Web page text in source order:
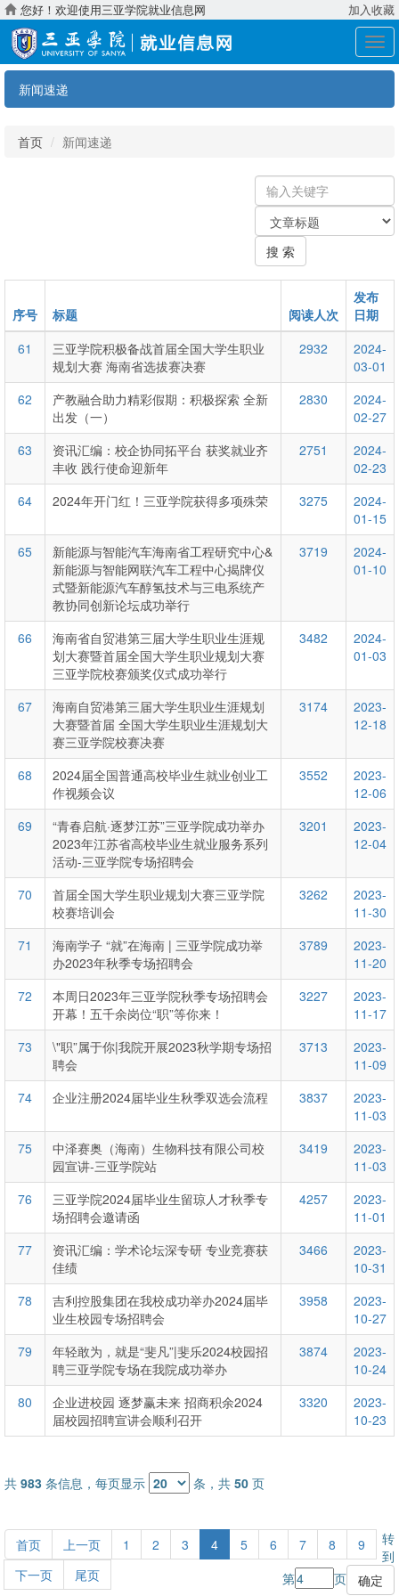
您好！欢迎使用三亚学院就业信息网 加入收藏
展
开
新闻速递
首页 新闻速递
输
入
键
字：
关
键
类
型
搜 索
序号 标题 阅读人次
发布
日期
61
三亚学院积极备战首届全国大学生职业
规划大赛 海南省选拔赛决赛
2932
2024-
03-01
62
产教融合助力精彩假期：积极探索 全新
出发（一）
2830
2024-
02-27
63
资讯汇编：校企协同拓平台 获奖就业齐
丰收 践行使命迎新年
2751
2024-
02-23
64
2024年开门红！三亚学院获得多项殊荣 3275
2024-
01-15
65
新能源与智能汽车海南省工程研究中心&
新能源与智能网联汽车工程中心揭牌仪
式暨新能源汽车醇氢技术与三电系统产
教协同创新论坛成功举行
3719
2024-
01-10
66
海南省自贸港第三届大学生职业生涯规
划大赛暨首届全国大学生职业规划大赛
三亚学院校赛颁奖仪式成功举行
3482
2024-
01-03
67
海南自贸港第三届大学生职业生涯规划
大赛暨首届 全国大学生职业生涯规划大
赛三亚学院校赛决赛
3174
2023-
12-18
68
2024届全国普通高校毕业生就业创业工
作视频会议
3552
2023-
12-06
69
“青春启航·逐梦江苏”三亚学院成功举办
2023年江苏省高校毕业生就业服务系列
活动-三亚学院专场招聘会
3201
2023-
12-04
70
首届全国大学生职业规划大赛三亚学院
校赛培训会
3262
2023-
11-30
71
海南学子 “就”在海南 | 三亚学院成功举
办2023年秋季专场招聘会
3789
2023-
11-20
72
本周日2023年三亚学院秋季专场招聘会
开幕！五千余岗位“职”等你来！
3227
2023-
11-17
73
\"职”属于你|我院开展2023秋学期专场招
聘会
3713
2023-
11-09
74
企业注册2024届毕业生秋季双选会流程 3837
2023-
11-03
75
中泽赛奥（海南）生物科技有限公司校
园宣讲-三亚学院站
3419
2023-
11-03
76
三亚学院2024届毕业生留琼人才秋季专
场招聘会邀请函
4257
2023-
11-01
77
资讯汇编：学术论坛深专研 专业竞赛获
佳绩
3466
2023-
10-31
78
吉利控股集团在我校成功举办2024届毕
业生校园专场招聘会
3958
2023-
10-27
79
年轻敢为，就是“斐凡”|斐乐2024校园招
聘三亚学院专场在我院成功举办
3874
2023-
10-24
80
企业进校园 逐梦赢未来 招商积余2024
届校园招聘宣讲会顺利召开
3320
2023-
10-23
共 983 条信息，每页显示 条，共 50 页
首页 上一页 1 2 3 4 5 6 7 8
9
下一页
尾页
转
到
第
页